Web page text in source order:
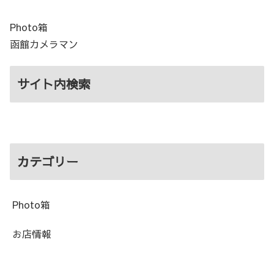
Photo箱
函館カメラマン
サイト内検索
カテゴリー
Photo箱
お店情報